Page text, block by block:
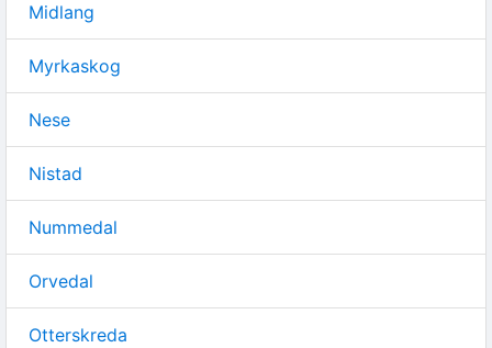
Midlang
Myrkaskog
Nese
Nistad
Nummedal
Orvedal
Otterskreda